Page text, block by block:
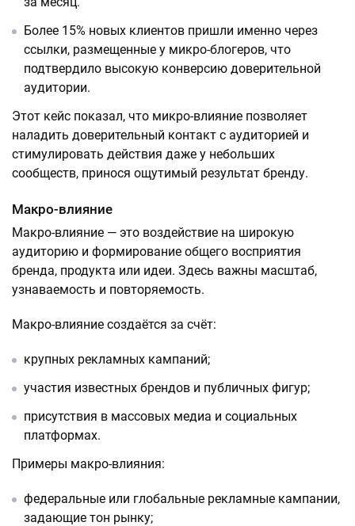
Более 15% новых клиентов пришли именно через
ссылки, размещенные у микро-блогеров, что
подтвердило высокую конверсию доверительной
аудитории.
Этот кейс показал, что микро-влияние позволяет
наладить доверительный контакт с аудиторией и
стимулировать действия даже у небольших
сообществ, принося ощутимый результат бренду.
Макро-влияние
Макро-влияние — это воздействие на широкую
аудиторию и формирование общего восприятия
бренда, продукта или идеи. Здесь важны масштаб,
узнаваемость и повторяемость.
Макро-влияние создаётся за счёт:
крупных рекламных кампаний;
участия известных брендов и публичных фигур;
присутствия в массовых медиа и социальных
платформах.
Примеры макро-влияния:
федеральные или глобальные рекламные кампании,
задающие тон рынку;